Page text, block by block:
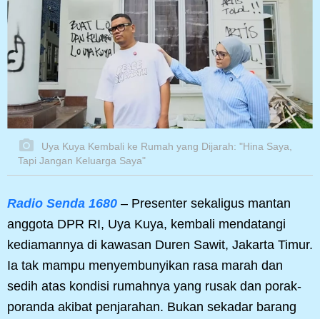
Uya Kuya Kembali ke Rumah yang Dijarah: "Hina Saya,
Tapi Jangan Keluarga Saya"
Radio Senda 1680 – Presenter sekaligus mantan
anggota DPR RI, Uya Kuya, kembali mendatangi
kediamannya di kawasan Duren Sawit, Jakarta Timur.
Ia tak mampu menyembunyikan rasa marah dan
sedih atas kondisi rumahnya yang rusak dan porak-
poranda akibat penjarahan. Bukan sekadar barang